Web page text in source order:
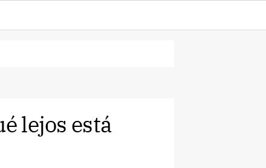
lejos está